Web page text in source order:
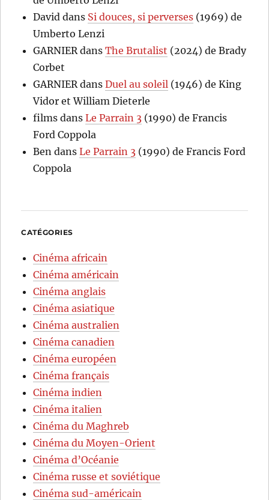
David dans Si douces, si perverses (1969) de
Umberto Lenzi
GARNIER dansThe Brutalist (2024) de Brady
Corbet
GARNIER dansDuel au soleil (1946) de King
Vidor et William Dieterle
films dansLe Parrain 3 (1990) de Francis
Ford Coppola
Ben dansLe Parrain 3 (1990) de Francis Ford
Coppola
CATÉGORIES
Cinéma africain
Cinéma américain
Cinéma anglais
Cinéma asiatique
Cinéma australien
Cinéma canadien
Cinéma européen
Cinéma français
Cinéma indien
Cinéma italien
Cinéma du Maghreb
Cinéma du Moyen-Orient
Cinéma d’Océanie
Cinéma russe et soviétique
Cinéma sud-américain